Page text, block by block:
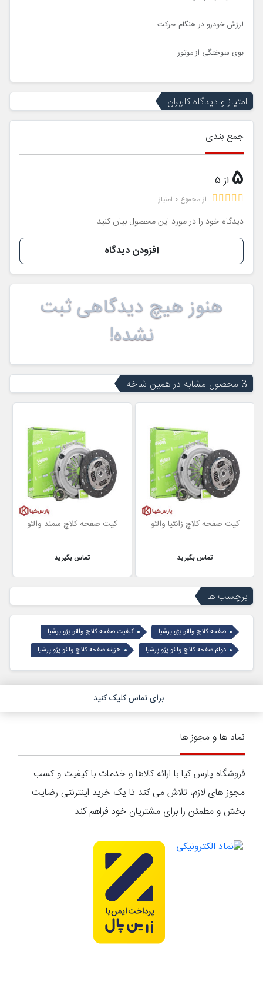
لرزش خودرو در هنگام حرکت
بوی سوختگی از موتور
امتیاز و دیدگاه کاربران
جمع بندی
5 از 5
از مجموع 0 امتیاز
دیدگاه خود را در مورد این محصول بیان کنید
افزودن دیدگاه
هنوز هیچ دیدگاهی ثبت
نشده!
3 محصول مشابه در همین شاخه
کیت صفحه کلاچ زانتیا والئو
تماس بگیرید
کیت صفحه کلاچ سمند والئو
تماس بگیرید
برچسب ها
صفحه کلاچ والئو پژو پرشیا
کیفیت صفحه کلاچ والئو پژو پرشیا
دوام صفحه کلاچ والئو پژو پرشیا
هزینه صفحه کلاچ والئو پژو پرشیا
برای تماس کلیک کنید
نماد ها و مجوز ها
فروشگاه پارس کیا با ارائه کالاها و خدمات با کیفیت و کسب
مجوز های لازم، تلاش می کند تا یک خرید اینترنتی رضایت
بخش و مطمئن را برای مشتریان خود فراهم کند.